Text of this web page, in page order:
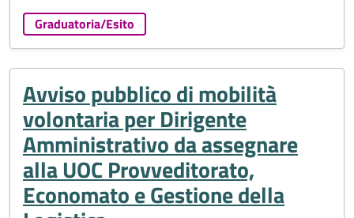
Graduatoria/Esito
Avviso pubblico di mobilità
volontaria per Dirigente
Amministrativo da assegnare
alla UOC Provveditorato,
Economato e Gestione della